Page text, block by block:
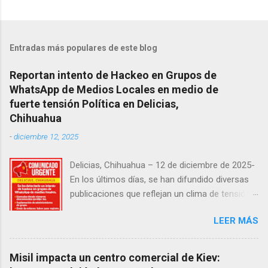
Entradas más populares de este blog
Reportan intento de Hackeo en Grupos de
WhatsApp de Medios Locales en medio de
fuerte tensión Política en Delicias,
Chihuahua
-diciembre 12, 2025
Delicias, Chihuahua – 12 de diciembre de 2025-
En los últimos días, se han difundido diversas
publicaciones que reflejan un clima de tensión
señalamientos sobre presuntas irregularidades
atribuidas a elementos de la Fiscalía General de
la República, así como manifestaciones de
agricultores en rechazo a la Ley de Agua. Ayer,
LEER MÁS
Misil impacta un centro comercial de Kiev: